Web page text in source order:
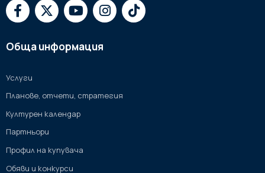
Обща информация
Услуги
Планове, отчети, стратегия
Културен календар
Партньори
Профил на купувача
Обяви и конкурси